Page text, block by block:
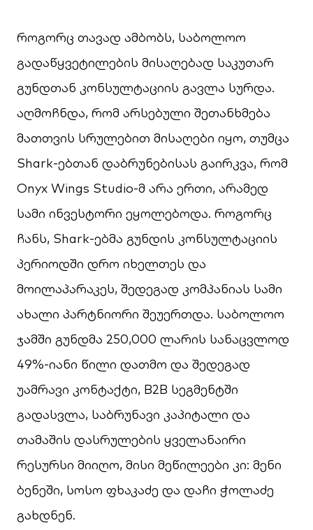
როგორც თავად ამბობს, საბოლოო
გადაწყვეტილების მისაღებად საკუთარ
გუნდთან კონსულტაციის გავლა სურდა.
აღმოჩნდა, რომ არსებული შეთანხმება
მათთვის სრულებით მისაღები იყო, თუმცა
Shark-ებთან დაბრუნებისას გაირკვა, რომ
Onyx Wings Studio-მ არა ერთი, არამედ
სამი ინვესტორი ეყოლებოდა. როგორც
ჩანს, Shark-ებმა გუნდის კონსულტაციის
პერიოდში დრო იხელთეს და
მოილაპარაკეს, შედეგად კომპანიას სამი
ახალი პარტნიორი შეუერთდა. საბოლოო
ჯამში გუნდმა 250,000 ლარის სანაცვლოდ
49%-იანი წილი დათმო და შედეგად
უამრავი კონტაქტი, B2B სეგმენტში
გადასვლა, საბრუნავი კაპიტალი და
თამაშის დასრულების ყველანაირი
რესურსი მიიღო, მისი მეწილეები კი: მენი
ბენეში, სოსო ფხაკაძე და დაჩი ჭოლაძე
გახდნენ.